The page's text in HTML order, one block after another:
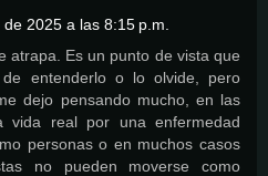
2025 a las 8:15 p.m.
atrapa. Es un punto de vista que
entenderlo o lo olvide, pero
dejo pensando mucho, en las
vida real por una enfermedad
personas o en muchos casos
no pueden moverse como